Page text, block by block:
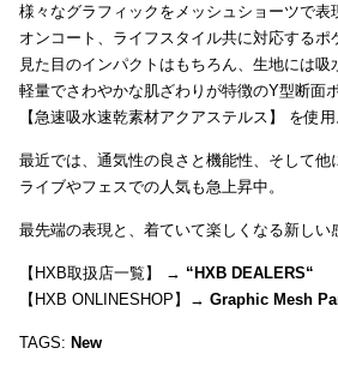
様々なグラフィックをメッシュショーツで表
オンコート、ライフスタイル共に対応するポ
見た目のインパクトはもちろん、生地には吸
軽量でさわやかな肌ざわりが特徴のY型断面
【急速吸水速乾素材アクアステルス】 を使
最近では、通気性の良さと機能性、そして他
ライブやフェスでの人気も急上昇中。
最先端の表現と、着ていて楽しくなる新しい
【HXB取扱店一覧】 → “HXB DEALERS“
【HXB ONLINESHOP】→ Graphic Mesh
TAGS: New